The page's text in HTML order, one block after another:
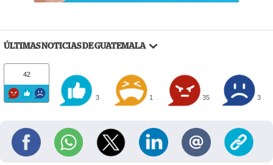
ÚLTIMAS NOTICIAS DE GUATEMALA
42
3 1 35 3